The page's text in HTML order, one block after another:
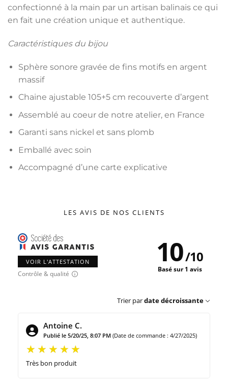
confectionné à la main par un artisan balinais ce qui
en fait une création unique et authentique.
Caractéristiques du bijou
Sphère sonore gravée de fins motifs en argent
massif
Chaine ajustable 105+5 cm recouverte d’argent
Assemblé au coeur de notre atelier, en France
Garanti sans nickel et sans plomb
Emballé avec soin
Accompagné d’une carte explicative
LES AVIS DE NOS CLIENTS
VOIR L'ATTESTATION
Contrôle & qualité
10/10
Basé sur 1 avis
Trier pardate décroissante
Antoine C.
Publié le 5/20/25, 8:07 PM (Date de commande : 4/27/2025)
Très bon produit